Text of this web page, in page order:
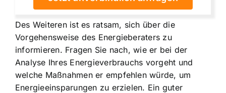
Des Weiteren ist es ratsam, sich über die
Vorgehensweise des Energieberaters zu
informieren. Fragen Sie nach, wie er bei der
Analyse Ihres Energieverbrauchs vorgeht und
welche Maßnahmen er empfehlen würde, um
Energieeinsparungen zu erzielen. Ein guter